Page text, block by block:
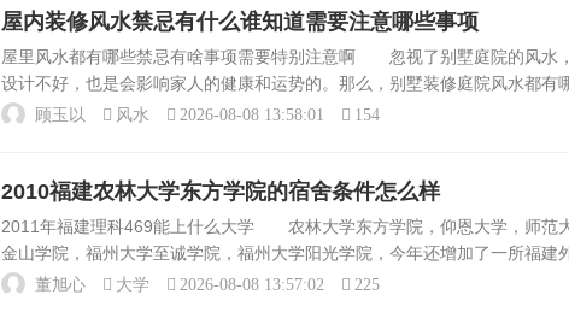
右，属普通装修了。如果按450500
元/平方投入装修，就是属简单简易
装修了。所以房屋装修是看投入多
少...
理论。
与设计
屋内装修风水禁忌有什么谁知道需要注意哪些事项
屋里风水都有哪些禁忌有啥事项需要特别注意啊 忽视了别墅庭院的风水
设计不好，也是会影响家人的健康和运势的。那么，别墅装修庭院风水都有
庭院右方不可建车库如叁煞在此方时，家中轻易有事。禁忌9.庭院大门外面
顾玉以 风水 2026-08-08 13:58:01 154
2010福建农林大学东方学院的宿舍条件怎么样
2011年福建理科469能上什么大学 农林大学东方学院，仰恩大学，师范
金山学院，福州大学至诚学院，福州大学阳光学院，今年还增加了一所福建
业技术学院，先给你看数据，08年理科本科线428，交通切线406，，09年
董旭心 大学 2026-08-08 13:57:02 225